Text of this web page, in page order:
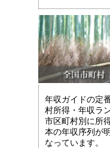
年収ガイドの定
村所得・年収ラ
市区町村別に所
本の年収序列が
なっています。